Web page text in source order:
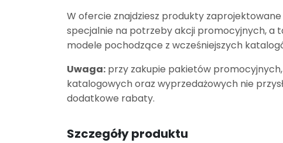
W ofercie znajdziesz produkty zaprojektowane
specjalnie na potrzeby akcji promocyjnych, a
modele pochodzące z wcześniejszych
Uwaga: przy zakupie pakietów promocyjnych,
katalogowych oraz wyprzedażowych nie
dodatkowe rabaty.
Szczegóły produktu